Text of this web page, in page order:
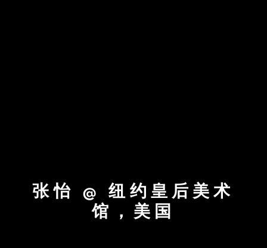
张怡 @ 纽约皇后美术
馆，美国